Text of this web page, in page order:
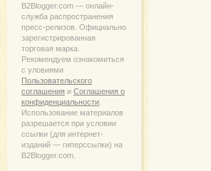
B2Blogger.com — онлайн-
служба распространения
пресс-релизов. Официально
зарегистрированная
торговая марка.
Рекомендуем ознакомиться
с уловиями
Пользовательского
соглашения и Соглашения о
конфиденциальности
Использование материалов
разрешается при условии
ссылки (для интернет-
изданий — гиперссылки) на
B2Blogger.com.